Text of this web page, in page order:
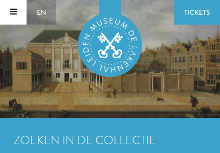
EN TICKETS
ZOEKEN IN DE COLLECTIE